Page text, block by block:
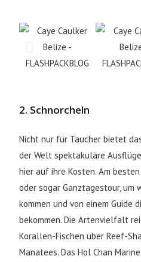
2. Schnorcheln
Nicht nur für Taucher bietet
der Welt spektakuläre
hier auf ihre Kosten. Am
oder sogar Ganztagestour, um
kommen und von einem Guide
bekommen. Die Artenvielfalt
Korallen-Fischen über Reef-
Manatees. Das Hol Chan